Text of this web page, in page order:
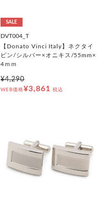
SALE
DVT004_T
【Donato Vinci Italy】ネクタイ
ピン/シルバー×オニキス/55mm×
4ｍｍ
¥4,290
WEB価格¥3,861 税込